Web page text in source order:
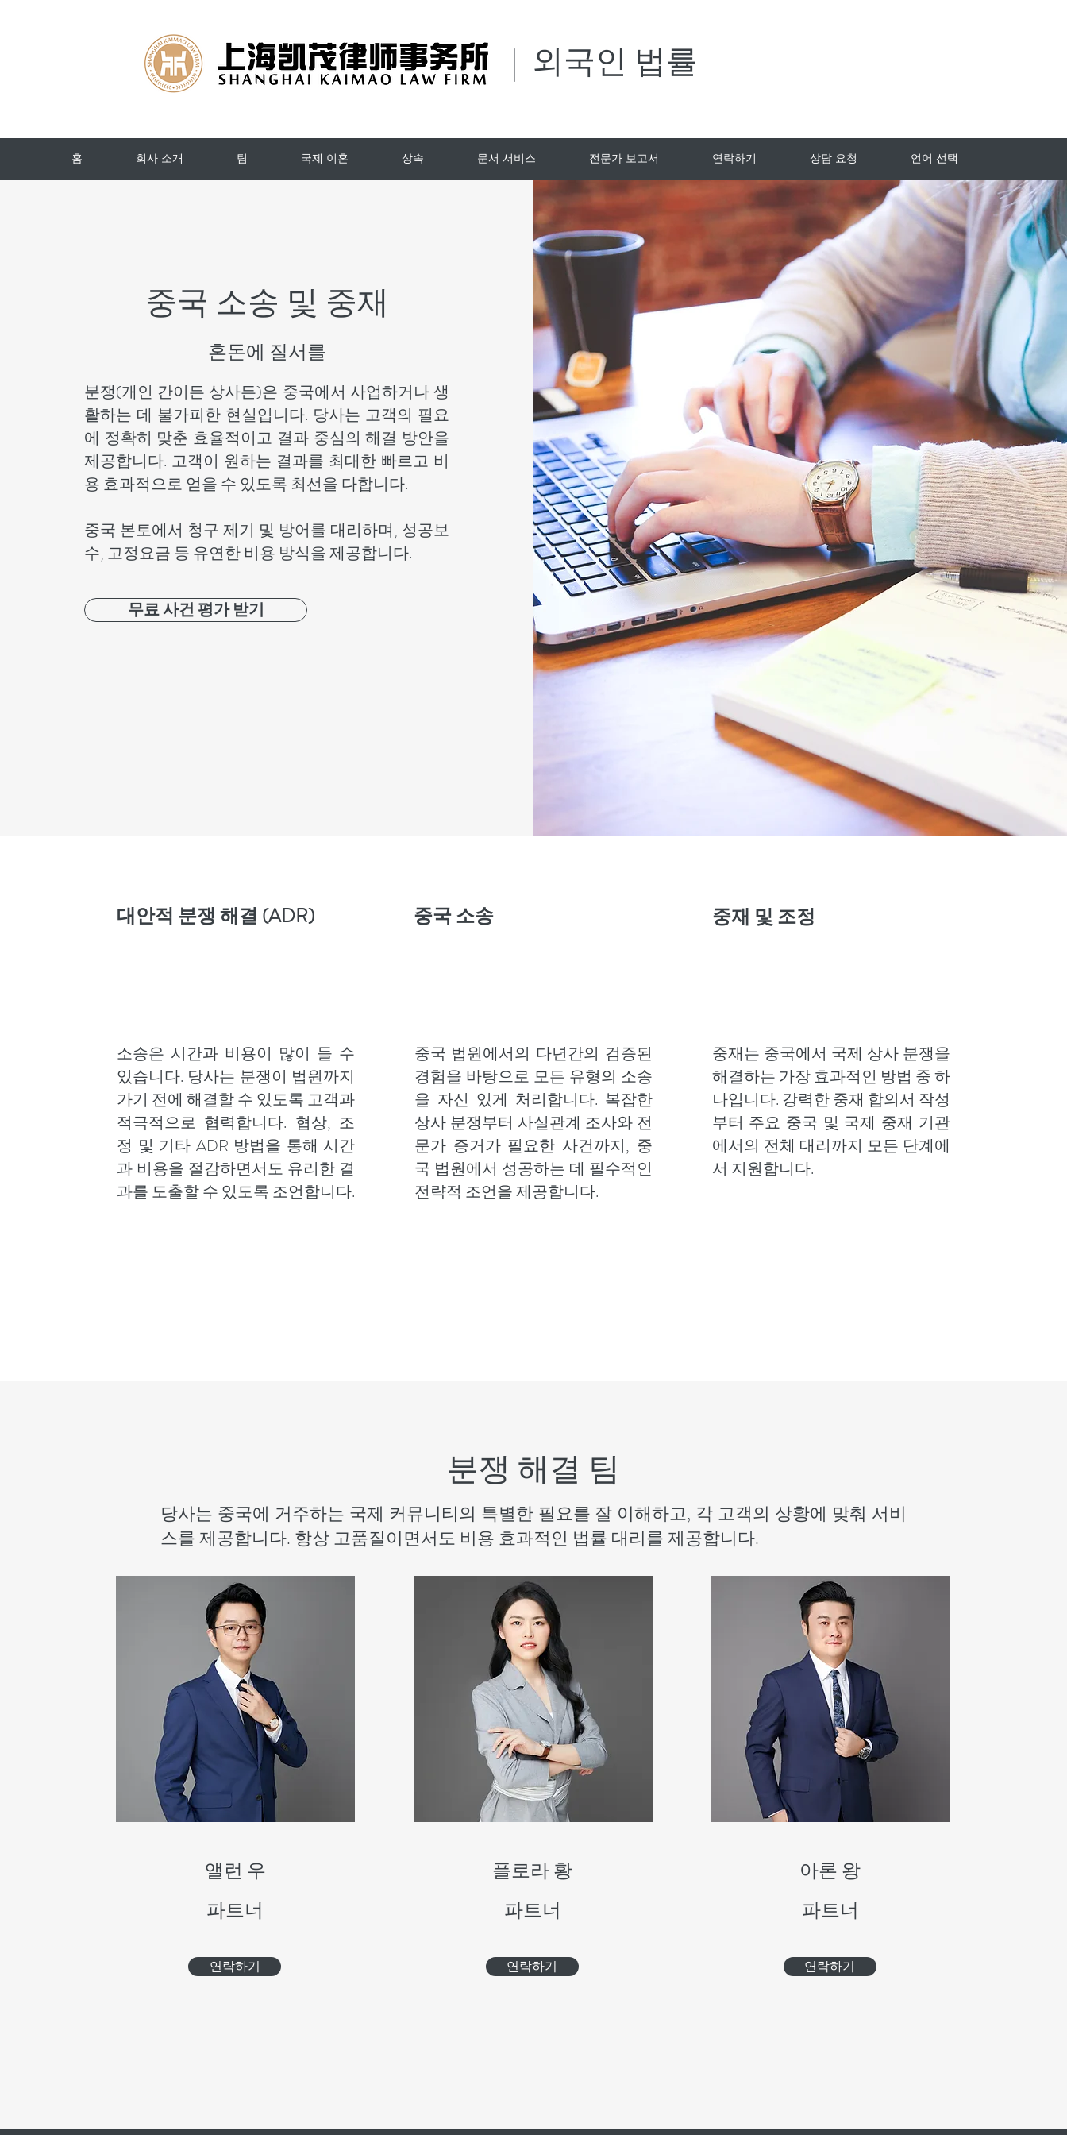
| 외국인 법률
홈 회사 소개 팀 국제 이혼 상속 문서 서비스 전문가 보고서 연락하기 상담 요청 언어 선택
중국 소송 및 중재
혼돈에 질서를
분쟁(개인 간이든 상사든)은 중국에서 사업하거나 생
활하는 데 불가피한 현실입니다. 당사는 고객의 필요
에 정확히 맞춘 효율적이고 결과 중심의 해결 방안을
제공합니다. 고객이 원하는 결과를 최대한 빠르고 비
용 효과적으로 얻을 수 있도록 최선을 다합니다.
중국 본토에서 청구 제기 및 방어를 대리하며, 성공보
수, 고정요금 등 유연한 비용 방식을 제공합니다.
무료 사건 평가 받기
대안적 분쟁 해결 (ADR)
소송은 시간과 비용이 많이 들 수
있습니다. 당사는 분쟁이 법원까지
가기 전에 해결할 수 있도록 고객과
적극적으로 협력합니다. 협상, 조
정 및 기타 ADR 방법을 통해 시간
과 비용을 절감하면서도 유리한 결
과를 도출할 수 있도록 조언합니다.
중국 소송
중국 법원에서의 다년간의 검증된
경험을 바탕으로 모든 유형의 소송
을 자신 있게 처리합니다. 복잡한
상사 분쟁부터 사실관계 조사와 전
문가 증거가 필요한 사건까지, 중
국 법원에서 성공하는 데 필수적인
전략적 조언을 제공합니다.
중재 및 조정
중재는 중국에서 국제 상사 분쟁을
해결하는 가장 효과적인 방법 중 하
나입니다. 강력한 중재 합의서 작성
부터 주요 중국 및 국제 중재 기관
에서의 전체 대리까지 모든 단계에
서 지원합니다.
분쟁 해결 팀
당사는 중국에 거주하는 국제 커뮤니티의 특별한 필요를 잘 이해하고, 각 고객의 상황에 맞춰 서비
스를 제공합니다. 항상 고품질이면서도 비용 효과적인 법률 대리를 제공합니다.
앨런 우
파트너
연락하기
플로라 황
파트너
연락하기
아론 왕
파트너
연락하기